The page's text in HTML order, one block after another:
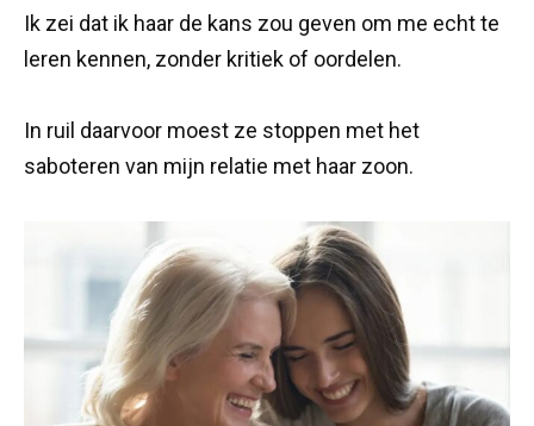
Ik zei dat ik haar de kans zou geven om me echt te
leren kennen, zonder kritiek of oordelen.
In ruil daarvoor moest ze stoppen met het
saboteren van mijn relatie met haar zoon.